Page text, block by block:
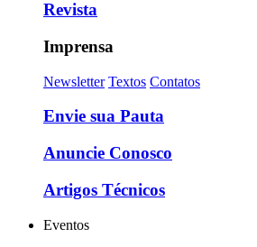
Revista
Imprensa
Newsletter Textos Contatos
Envie sua Pauta
Anuncie Conosco
Artigos Técnicos
Eventos